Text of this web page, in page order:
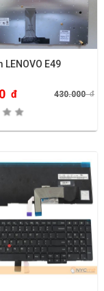
LENOVO E49
đ 430.000đ